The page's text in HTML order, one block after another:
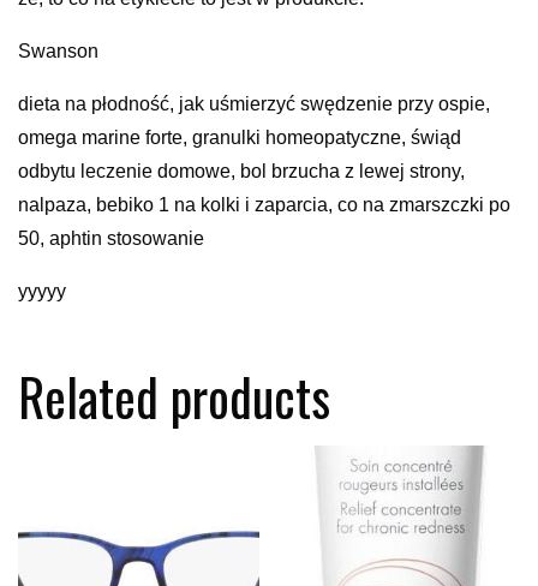
Swanson
dieta na płodność, jak uśmierzyć swędzenie przy ospie,
omega marine forte, granulki homeopatyczne, świąd
odbytu leczenie domowe, bol brzucha z lewej strony,
nalpaza, bebiko 1 na kolki i zaparcia, co na zmarszczki po
50, aphtin stosowanie
yyyyy
Related products